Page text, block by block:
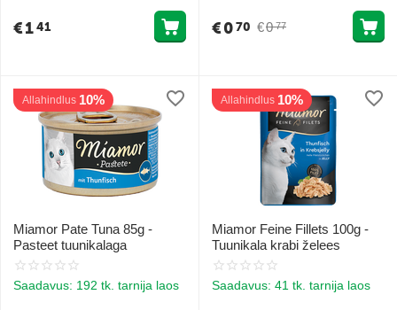
€141 €0 77
€070
Allahindlus 10%
Miamor Pate Tuna 85g -
Pasteet tuunikalaga
Saadavus: 192 tk. tarnija laos
Allahindlus 10%
Miamor Feine Fillets 100g -
Tuunikala krabi želees
Saadavus: 41 tk. tarnija laos